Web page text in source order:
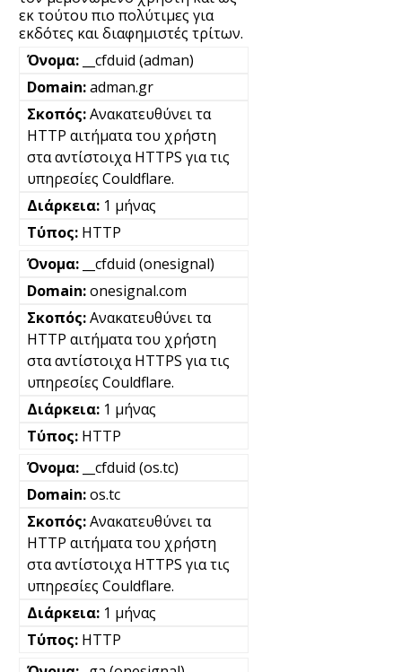
εκ τούτου πιο πολύτιμες για
εκδότες και διαφημιστές τρίτων.
__cfduid (adman)
adman.gr
Ανακατευθύνει τα
HTTP αιτήματα του χρήστη
στα αντίστοιχα HTTPS για τις
υπηρεσίες Couldflare.
1 μήνας
HTTP
__cfduid (onesignal)
onesignal.com
Ανακατευθύνει τα
HTTP αιτήματα του χρήστη
στα αντίστοιχα HTTPS για τις
υπηρεσίες Couldflare.
1 μήνας
HTTP
__cfduid (os.tc)
os.tc
Ανακατευθύνει τα
HTTP αιτήματα του χρήστη
στα αντίστοιχα HTTPS για τις
υπηρεσίες Couldflare.
1 μήνας
HTTP